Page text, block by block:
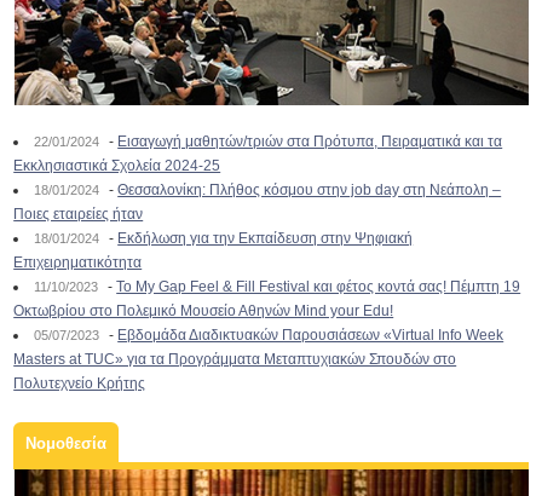
22/01/2024 - Εισαγωγή μαθητών/τριών στα Πρότυπα, Πειραματικά και τα
Εκκλησιαστικά Σχολεία 2024-25
18/01/2024 -Θεσσαλονίκη: Πλήθος κόσμου στην job day στη Νεάπολη –
Ποιες εταιρείες ήταν
18/01/2024 - Εκδήλωση για την Εκπαίδευση στην Ψηφιακή
Επιχειρηματικότητα
11/10/2023 -To My Gap Feel & Fill Festival και φέτος κοντά σας! Πέμπτη 19
Οκτωβρίου στο Πολεμικό Μουσείο Αθηνών Mind your Edu!
05/07/2023 - Εβδομάδα Διαδικτυακών Παρουσιάσεων «Virtual Info Week
Masters at TUC» για τα Προγράμματα Μεταπτυχιακών Σπουδών στο
Πολυτεχνείο Κρήτης
Νομοθεσία